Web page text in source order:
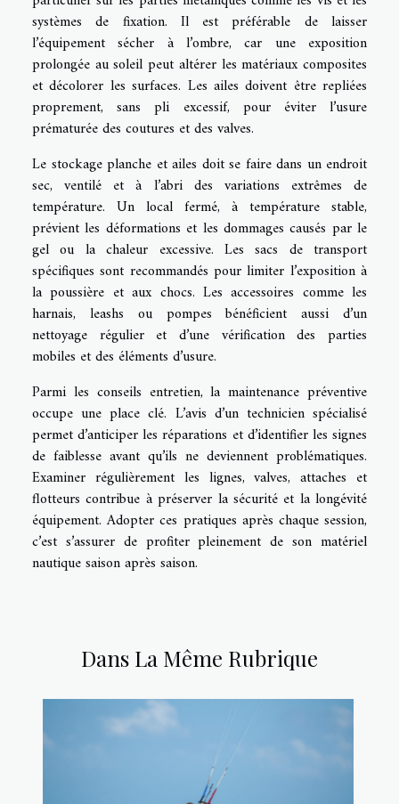
systèmes de fixation. Il est préférable de laisser
l’équipement sécher à l’ombre, car une exposition
prolongée au soleil peut altérer les matériaux composites
et décolorer les surfaces. Les ailes doivent être repliées
proprement, sans pli excessif, pour éviter l’usure
prématurée des coutures et des valves.
Le stockage planche et ailes doit se faire dans un endroit
sec, ventilé et à l’abri des variations extrêmes de
température. Un local fermé, à température stable,
prévient les déformations et les dommages causés par le
gel ou la chaleur excessive. Les sacs de transport
spécifiques sont recommandés pour limiter l’exposition à
la poussière et aux chocs. Les accessoires comme les
harnais, leashs ou pompes bénéficient aussi d’un
nettoyage régulier et d’une vérification des parties
mobiles et des éléments d’usure.
Parmi les conseils entretien, la maintenance préventive
occupe une place clé. L’avis d’un technicien spécialisé
permet d’anticiper les réparations et d’identifier les signes
de faiblesse avant qu’ils ne deviennent problématiques.
Examiner régulièrement les lignes, valves, attaches et
flotteurs contribue à préserver la sécurité et la longévité
équipement. Adopter ces pratiques après chaque session,
c’est s’assurer de profiter pleinement de son matériel
nautique saison après saison.
Dans La Même Rubrique